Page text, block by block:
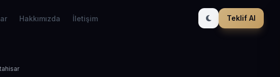
Hakkımızda İletişim Teklif Al